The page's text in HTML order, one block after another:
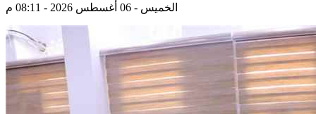
الخميس - 06 أغسطس 2026 - 08:11 م